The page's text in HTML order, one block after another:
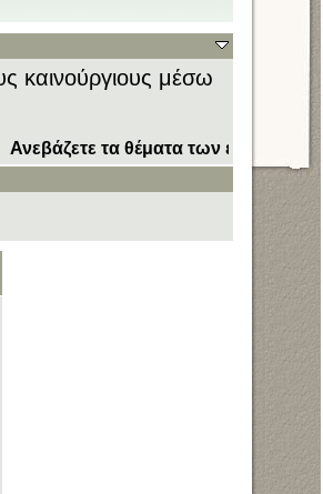
καινούργιους μέσω
τα θέματα των εξετάσεων στον